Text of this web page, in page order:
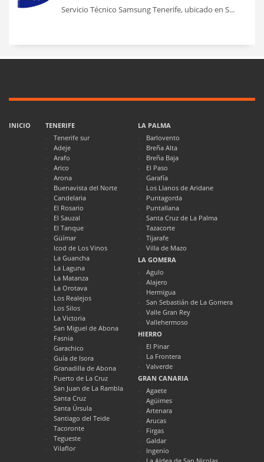
Servicio Técnico Samsung Tenerife, ubicado en S...
INICIO
TENERIFE
Tenerife sur
Adeje
Arafo
Arico
Arona
Buenavista del Norte
Candelaria
El Rosario
El Sauzal
El Tanque
Güímar
Icod de Los Vinos
La Guancha
La Laguna
La Matanza
La Orotava
Los Realejos
Los Silos
La Victoria
San Miguel de Abona
Fasnia
Garachico
Guía de Isora
Granadilla de Abona
Puerto de La Cruz
San Juan de La Rambla
Santa Cruz
Santa Úrsula
Santiago del Teide
Tacoronte
Tegueste
Vilaflor
LA PALMA
Barlovento
Breña Alta
Breña Baja
El Paso
Garafía
Los Llanos de Aridane
Puntagorda
Puntallana
Santa Cruz de La Palma
Tazacorte
Tijarafe
Villa de Mazo
LA GOMERA
Agulo
Alajero
Hermigua
San Sebastián de La Gomera
Valle Gran Rey
Vallehermoso
HIERRO
El Pinar
La Frontera
Valverde
GRAN CANARIA
Agaete
Agüimes
Artenara
Arucas
Firgas
Galdar
Ingenio